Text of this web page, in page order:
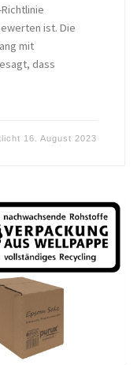
ist. Die
mit
dass
16. August 2023